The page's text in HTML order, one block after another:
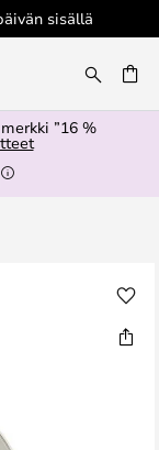
sisällä
”16 %